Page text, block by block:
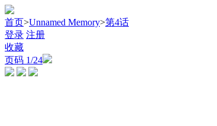
首页>Unnamed Memory>第4话
登录 注册
收藏
页码 1/24